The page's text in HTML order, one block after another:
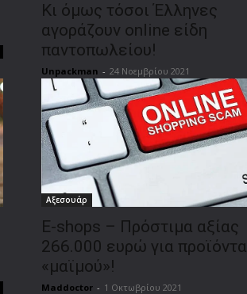
Κι όμως τόσοι Έλληνες
αγοράζουν online είδη
παντοπωλείου!
Unpackman - 24 Νοεμβρίου 2021
Αξεσουάρ
E-shops – Πρόστιμα αξίας
266.000 ευρώ για προϊόντα
«μαϊμού»!
Maddoctor - 1 Οκτωβρίου 2021